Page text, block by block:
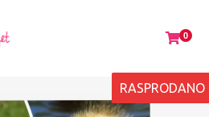
0
RASPRODANO